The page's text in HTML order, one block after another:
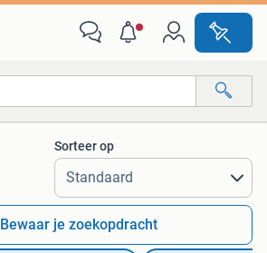
Alle afstanden…
Sorteer op
Bewaar je zoekopdracht